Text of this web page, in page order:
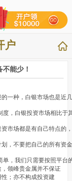
户
能少！
一种，白银市场也是近
，白银投资市场相比
市场都是有自己特点
，不要把自己的所有
，我们只需要按照平
领峰贵金属并不保证
；亦不构成投资建